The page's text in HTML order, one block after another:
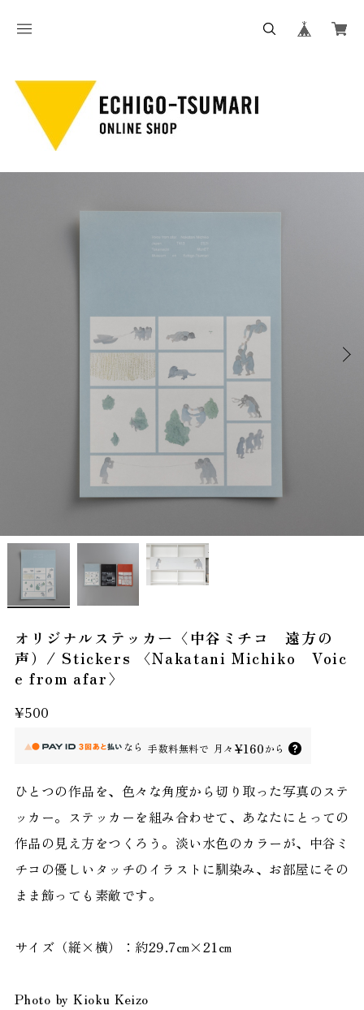
オリジナルステッカー〈中谷ミチコ 遠方の
声）/ Stickers 〈Nakatani Michiko Voic
e from afar〉
¥500
なら 手数料無料で 月々 ¥160から
ひとつの作品を、色々な角度から切り取った写真のステ
ッカー。ステッカーを組み合わせて、あなたにとっての
作品の見え方をつくろう。淡い水色のカラーが、中谷ミ
チコの優しいタッチのイラストに馴染み、お部屋にその
まま飾っても素敵です。
サイズ（縦×横）：約29.7㎝×21㎝
Photo by Kioku Keizo